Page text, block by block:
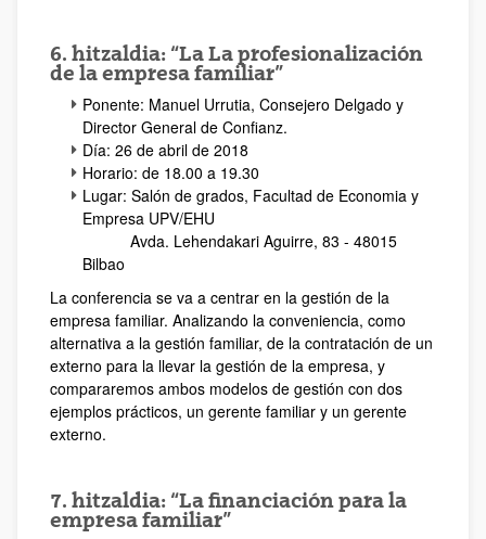
6. hitzaldia: “La La profesionalización
de la empresa familiar”
Ponente: Manuel Urrutia, Consejero Delgado y
Director General de Confianz.
Día: 26 de abril de 2018
Horario: de 18.00 a 19.30
Lugar: Salón de grados, Facultad de Economia y
Empresa UPV/EHU
Avda. Lehendakari Aguirre, 83 - 48015
Bilbao
La conferencia se va a centrar en la gestión de la
empresa familiar. Analizando la conveniencia, como
alternativa a la gestión familiar, de la contratación de un
externo para la llevar la gestión de la empresa, y
compararemos ambos modelos de gestión con dos
ejemplos prácticos, un gerente familiar y un gerente
externo.
7. hitzaldia: “La financiación para la
empresa familiar”